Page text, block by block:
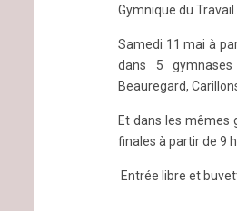
Gymnique du Travail.
Samedi 11 mai à
dans 5 gymnases
Beauregard,
Et dans les mêmes
finales à partir de 9
Entrée libre et